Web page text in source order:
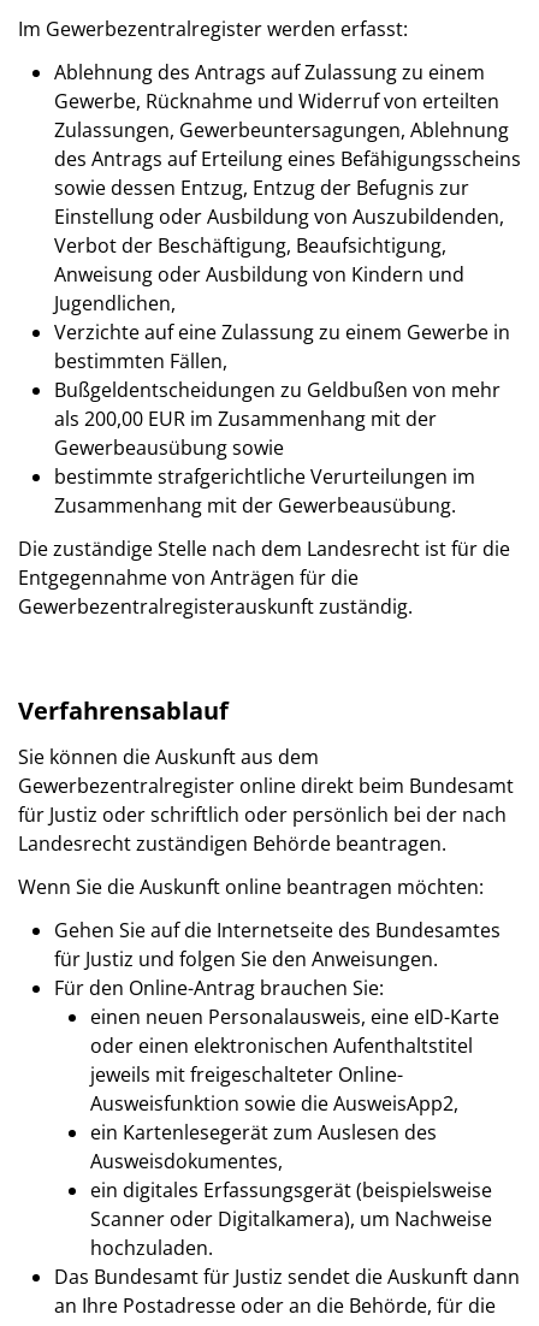
Im Gewerbezentralregister werden erfasst:
Ablehnung des Antrags auf Zulassung zu einem
Gewerbe, Rücknahme und Widerruf von erteilten
Zulassungen, Gewerbeuntersagungen, Ablehnung
des Antrags auf Erteilung eines Befähigungsscheins
sowie dessen Entzug, Entzug der Befugnis zur
Einstellung oder Ausbildung von Auszubildenden,
Verbot der Beschäftigung, Beaufsichtigung,
Anweisung oder Ausbildung von Kindern und
Jugendlichen,
Verzichte auf eine Zulassung zu einem Gewerbe in
bestimmten Fällen,
Bußgeldentscheidungen zu Geldbußen von mehr
als 200,00 EUR im Zusammenhang mit der
Gewerbeausübung sowie
bestimmte strafgerichtliche Verurteilungen im
Zusammenhang mit der Gewerbeausübung.
Die zuständige Stelle nach dem Landesrecht ist für die
Entgegennahme von Anträgen für die
Gewerbezentralregisterauskunft zuständig.
Verfahrensablauf
Sie können die Auskunft aus dem
Gewerbezentralregister online direkt beim Bundesamt
für Justiz oder schriftlich oder persönlich bei der nach
Landesrecht zuständigen Behörde beantragen.
Wenn Sie die Auskunft online beantragen möchten:
Gehen Sie auf die Internetseite des Bundesamtes
für Justiz und folgen Sie den Anweisungen.
Für den Online-Antrag brauchen Sie:
einen neuen Personalausweis, eine eID-Karte
oder einen elektronischen Aufenthaltstitel
jeweils mit freigeschalteter Online-
Ausweisfunktion sowie die AusweisApp2,
ein Kartenlesegerät zum Auslesen des
Ausweisdokumentes,
ein digitales Erfassungsgerät (beispielsweise
Scanner oder Digitalkamera), um Nachweise
hochzuladen.
Das Bundesamt für Justiz sendet die Auskunft dann
an Ihre Postadresse oder an die Behörde, für die